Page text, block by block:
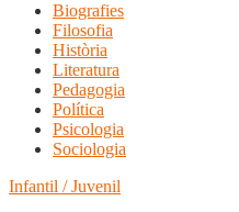
Biografies
Filosofia
Història
Literatura
Pedagogia
Política
Psicologia
Sociologia
Infantil / Juvenil